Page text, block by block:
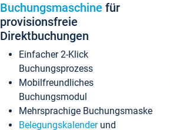
Buchungsmaschine für
provisionsfreie
Direktbuchungen
Einfacher 2-Klick
Buchungsprozess
Mobilfreundliches
Buchungsmodul
Mehrsprachige Buchungsmaske
Belegungskalenderund